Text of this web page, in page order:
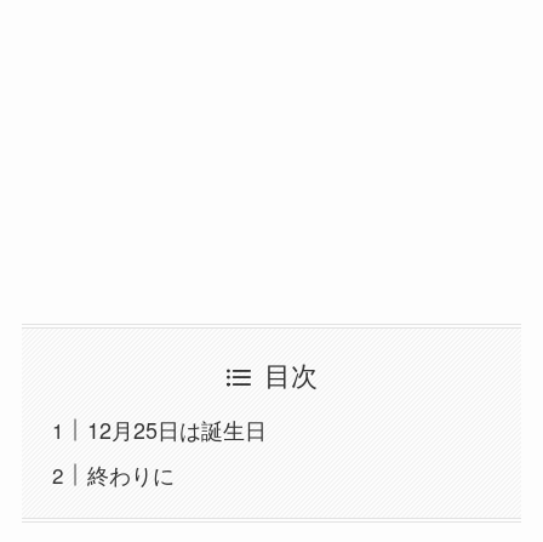
目次
12月25日は誕生日
終わりに